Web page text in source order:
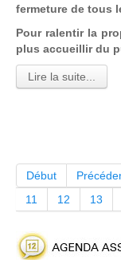
fermeture de tous
Pour ralentir la
plus accueillir du
Lire la suite...
Début
11
12 13